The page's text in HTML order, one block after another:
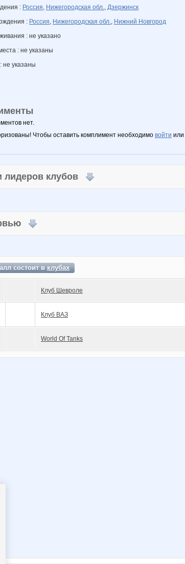
: Россия, Нижегородская обл., Дзержинск
: Россия, Нижегородская обл., Нижний Новгород
: не указано
: не указаны
не указаны
нет.
Чтобы оставить комплимент необходимо войти или
лидеров клубов
состоит вклубах
Клуб Шевроле
Клуб ВАЗ
World Of Tanks